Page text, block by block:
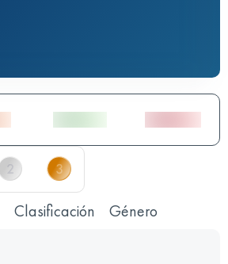
Clasificación Género